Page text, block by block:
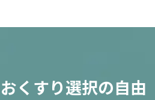
おくすり選択の自由